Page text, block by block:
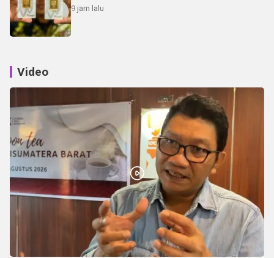
9 jam lalu
Video